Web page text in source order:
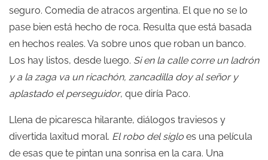
seguro. Comedia de atracos argentina. El que no se lo
pase bien está hecho de roca. Resulta que está basada
en hechos reales. Va sobre unos que roban un banco.
Los hay listos, desde luego. Si en la calle corre un ladrón
y a la zaga va un ricachón, zancadilla doy al señor y
aplastado el perseguidor, que diría Paco.
Llena de picaresca hilarante, diálogos traviesos y
divertida laxitud moral. El robo del siglo es una película
de esas que te pintan una sonrisa en la cara. Una